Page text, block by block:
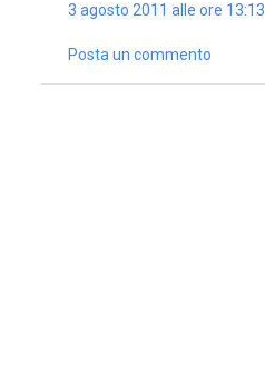
3 agosto 2011 alle ore 13:13
Posta un commento